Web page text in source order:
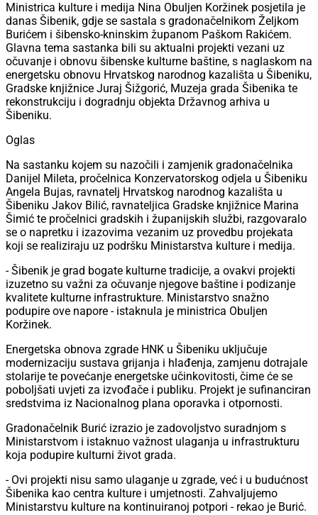
Ministrica kulture i medija Nina Obuljen Koržinek posjetila je
danas Šibenik, gdje se sastala s gradonačelnikom Željkom
Burićem i šibensko-kninskim županom Paškom Rakićem.
Glavna tema sastanka bili su aktualni projekti vezani uz
očuvanje i obnovu šibenske kulturne baštine, s naglaskom na
energetsku obnovu Hrvatskog narodnog kazališta u Šibeniku,
Gradske knjižnice Juraj Šižgorić, Muzeja grada Šibenika te
rekonstrukciju i dogradnju objekta Državnog arhiva u
Šibeniku.
Oglas
Na sastanku kojem su nazočili i zamjenik gradonačelnika
Danijel Mileta, pročelnica Konzervatorskog odjela u Šibeniku
Angela Bujas, ravnatelj Hrvatskog narodnog kazališta u
Šibeniku Jakov Bilić, ravnateljica Gradske knjižnice Marina
Šimić te pročelnici gradskih i županijskih službi, razgovaralo
se o napretku i izazovima vezanim uz provedbu projekata
koji se realiziraju uz podršku Ministarstva kulture i medija.
- Šibenik je grad bogate kulturne tradicije, a ovakvi projekti
izuzetno su važni za očuvanje njegove baštine i podizanje
kvalitete kulturne infrastrukture. Ministarstvo snažno
podupire ove napore - istaknula je ministrica Obuljen
Koržinek.
Energetska obnova zgrade HNK u Šibeniku uključuje
modernizaciju sustava grijanja i hlađenja, zamjenu dotrajale
stolarije te povećanje energetske učinkovitosti, čime će se
poboljšati uvjeti za izvođače i publiku. Projekt je sufinanciran
sredstvima iz Nacionalnog plana oporavka i otpornosti.
Gradonačelnik Burić izrazio je zadovoljstvo suradnjom s
Ministarstvom i istaknuo važnost ulaganja u infrastrukturu
koja podupire kulturni život grada.
- Ovi projekti nisu samo ulaganje u zgrade, već i u budućnost
Šibenika kao centra kulture i umjetnosti. Zahvaljujemo
Ministarstvu kulture na kontinuiranoj potpori - rekao je Burić.